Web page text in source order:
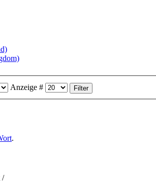
Anzeige # Filter
.
/